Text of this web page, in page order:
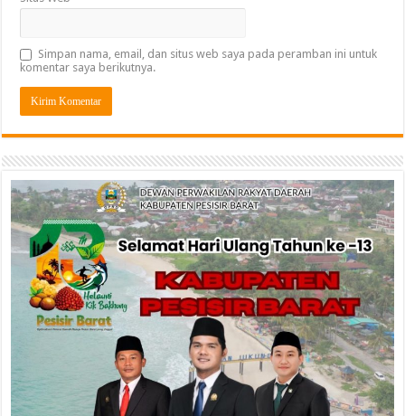
Simpan nama, email, dan situs web saya pada peramban ini untuk
komentar saya berikutnya.